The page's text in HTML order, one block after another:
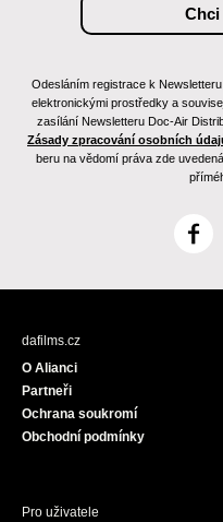
Odesláním registrace k
elektronickými prostředky a
zasílání Newsletteru Doc-Air
Zásady zpracování osobních
beru na vědomí práva zde
F
c
dafilms.cz
O Alianci
Partneři
Ochrana soukromí
Obchodní podmínky
Pro uživatele